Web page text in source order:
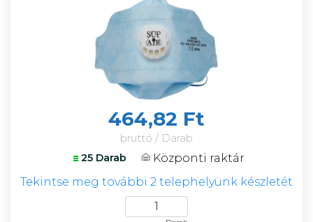
464,82 Ft
bruttó / Darab
25 Darab
Központi raktár
Tekintse meg további 2 telephelyünk készletét